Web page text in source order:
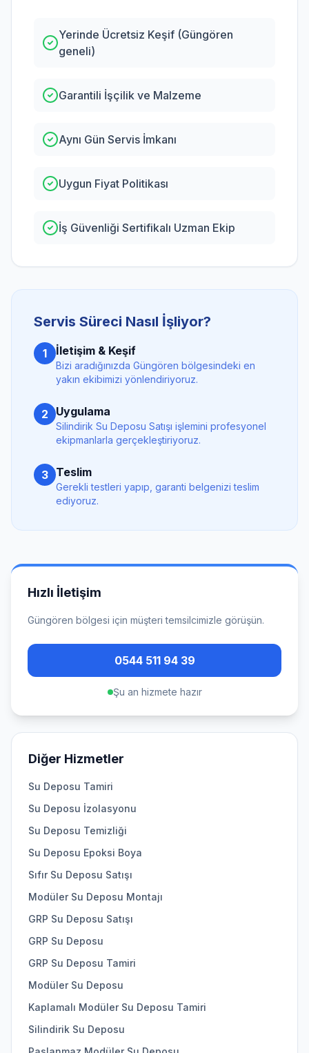
Yerinde Ücretsiz Keşif (Güngören
geneli)
Garantili İşçilik ve Malzeme
Aynı Gün Servis İmkanı
Uygun Fiyat Politikası
İş Güvenliği Sertifikalı Uzman Ekip
Servis Süreci Nasıl İşliyor?
1 İletişim & Keşif
Bizi aradığınızda Güngören bölgesindeki en
yakın ekibimizi yönlendiriyoruz.
2 Uygulama
Silindirik Su Deposu Satışı işlemini profesyonel
ekipmanlarla gerçekleştiriyoruz.
3 Teslim
Gerekli testleri yapıp, garanti belgenizi teslim
ediyoruz.
Hızlı İletişim
Güngören bölgesi için müşteri temsilcimizle görüşün.
0544 511 94 39
Şu an hizmete hazır
Diğer Hizmetler
Su Deposu Tamiri
Su Deposu İzolasyonu
Su Deposu Temizliği
Su Deposu Epoksi Boya
Sıfır Su Deposu Satışı
Modüler Su Deposu Montajı
GRP Su Deposu Satışı
GRP Su Deposu
GRP Su Deposu Tamiri
Modüler Su Deposu
Kaplamalı Modüler Su Deposu Tamiri
Silindirik Su Deposu